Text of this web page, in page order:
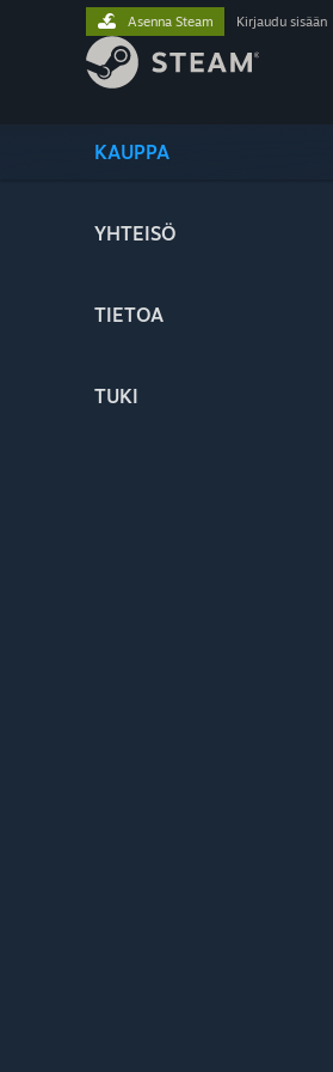
KAUPPA
YHTEISÖ
TIETOA
TUKI
Asenna Steam Kirjaudu sisään